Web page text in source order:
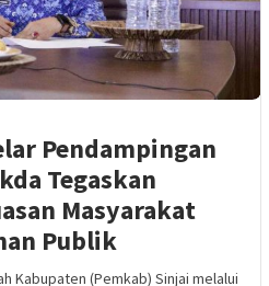
Pendampingan
Tegaskan
Masyarakat
Publik
Kabupaten (Pemkab) Sinjai melalui